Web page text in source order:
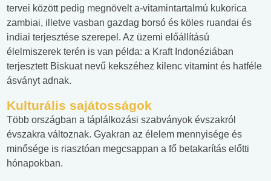
tervei között pedig megnövelt a-vitamintartalmú kukorica
zambiai, illetve vasban gazdag borsó és köles ruandai és
indiai terjesztése szerepel. Az üzemi előállítású
élelmiszerek terén is van példa: a Kraft Indonéziában
terjesztett Biskuat nevű kekszéhez kilenc vitamint és hatféle
ásványt adnak.
Kulturális sajátosságok
Több országban a táplálkozási szabványok évszakról
évszakra változnak. Gyakran az élelem mennyisége és
minősége is riasztóan megcsappan a fő betakarítás előtti
hónapokban.